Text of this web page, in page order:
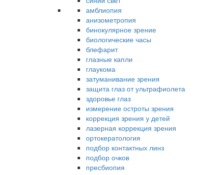
амблиопия
анизометропия
бинокулярное зрение
биологические часы
блефарит
глазные капли
глаукома
затуманивание зрения
защита глаз от ультрафиолета
здоровье глаз
измерение остроты зрения
коррекция зрения у детей
лазерная коррекция зрения
ортокератология
подбор контактных линз
подбор очков
пресбиопия